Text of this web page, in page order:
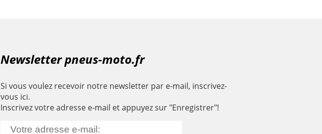
Newsletter pneus-moto.fr
Si vous voulez recevoir notre newsletter par e-mail, inscrivez-
vous ici.
Inscrivez votre adresse e-mail et appuyez sur "Enregistrer"!